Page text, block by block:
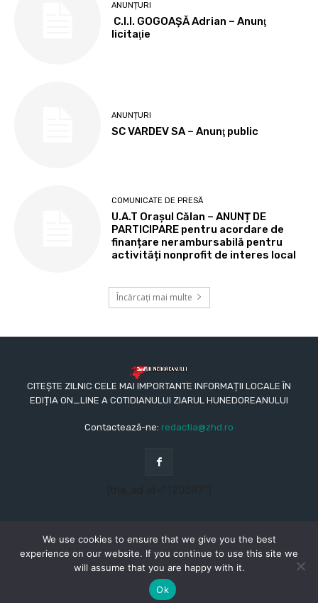
ANUNȚURI
C.I.I. GOGOAŞĂ Adrian – Anunţ
licitaţie
ANUNȚURI
SC VARDEV SA – Anunţ public
COMUNICATE DE PRESĂ
U.A.T Orașul Călan – ANUNȚ DE
PARTICIPARE pentru acordare de
finanțare nerambursabilă pentru
activități nonprofit de interes local
Încărcați mai multe
CITEȘTE ZILNIC CELE MAI IMPORTANTE INFORMAȚII LOCALE ÎN
EDIȚIA ON_LINE A COTIDIANULUI ZIARUL HUNEDOREANULUI
Contactează-ne: redactia@zhd.ro
© Copyright - 2015 - 2023 - Ziarul Hunedoreanului
TERMENI ȘI CONDIȚII
POLITICA DE CONFIDENȚIALITATE
We use cookies to ensure that we give you the best
experience on our website. If you continue to use this site we
will assume that you are happy with it.
Ok